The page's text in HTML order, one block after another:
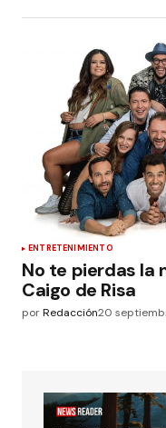
ENTRETENIMIENTO
No te pierdas la
Caigo de Risa
porRedacción20